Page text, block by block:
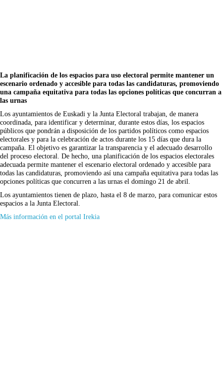
La planificación de los espacios para uso electoral permite mantener un
escenario ordenado y accesible para todas las candidaturas, promoviendo
una campaña equitativa para todas las opciones políticas que concurran a
las urnas
Los ayuntamientos de Euskadi y la Junta Electoral trabajan, de manera
coordinada, para identificar y determinar, durante estos días, los espacios
públicos que pondrán a disposición de los partidos políticos como espacios
electorales y para la celebración de actos durante los 15 días que dura la
campaña. El objetivo es garantizar la transparencia y el adecuado desarrollo
del proceso electoral. De hecho, una planificación de los espacios electorales
adecuada permite mantener el escenario electoral ordenado y accesible para
todas las candidaturas, promoviendo así una campaña equitativa para todas las
opciones políticas que concurren a las urnas el domingo 21 de abril.
Los ayuntamientos tienen de plazo, hasta el 8 de marzo, para comunicar estos
espacios a la Junta Electoral.
Más información en el portal Irekia(Se